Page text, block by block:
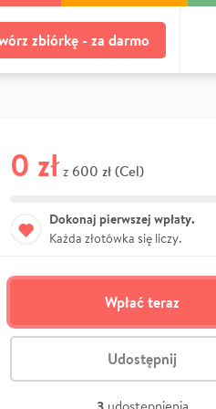
zbiórkę - za darmo
0 zł z 600 zł (Cel)
Dokonaj pierwszej wpłaty.
Każda złotówka się liczy.
Wpłać teraz
Udostępnij